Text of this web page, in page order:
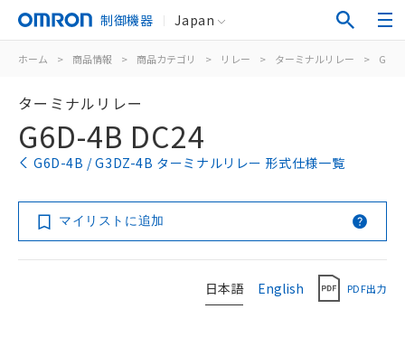
制御機器 Japan
ホーム > 商品情報 > 商品カテゴリ > リレー > ターミナルリレー >
ターミナルリレー
G6D-4B DC24
G6D-4B / G3DZ-4B ターミナルリレー 形式仕様一覧
マイリストに追加
日本語 English PDF出力